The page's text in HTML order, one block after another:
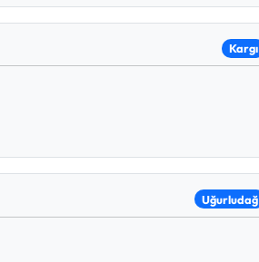
Kargı
Uğurludağ